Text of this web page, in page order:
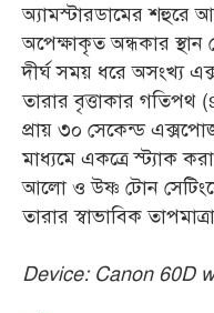
অ্যামস্টারডামের শহুরে
অপেক্ষাকৃত অন্ধকার
দীর্ঘ সময় ধরে অসংখ্য
তারার বৃত্তাকার গতিপথ
প্রায় ৩০ সেকেন্ড
মাধ্যমে একত্রে স্ট্যাক
আলো ও উষ্ণ টোন
তারার স্বাভাবিক
Device: Canon 60D